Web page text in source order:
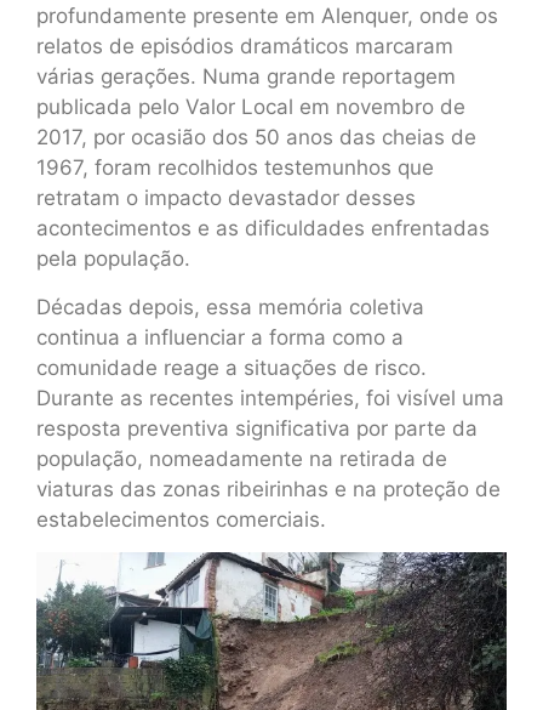
profundamente presente em Alenquer, onde os
relatos de episódios dramáticos marcaram
várias gerações. Numa grande reportagem
publicada pelo Valor Local em novembro de
2017, por ocasião dos 50 anos das cheias de
1967, foram recolhidos testemunhos que
retratam o impacto devastador desses
acontecimentos e as dificuldades enfrentadas
pela população.
Décadas depois, essa memória coletiva
continua a influenciar a forma como a
comunidade reage a situações de risco.
Durante as recentes intempéries, foi visível uma
resposta preventiva significativa por parte da
população, nomeadamente na retirada de
viaturas das zonas ribeirinhas e na proteção de
estabelecimentos comerciais.